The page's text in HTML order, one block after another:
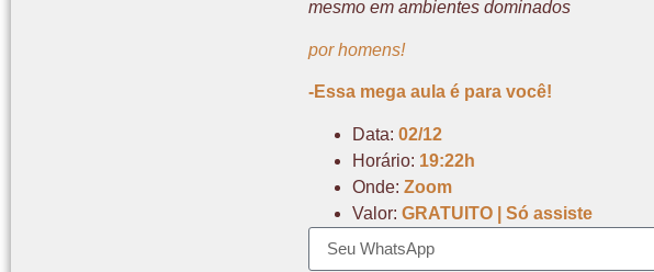
mesmo em ambientes dominados
por homens!
-Essa mega aula é para você!
Data: 02/12
Horário: 19:22h
Onde: Zoom
Valor: GRATUITO | Só assiste